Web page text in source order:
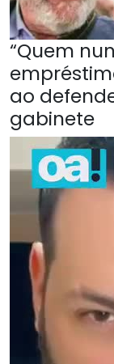
“Quem
ao
gabinete